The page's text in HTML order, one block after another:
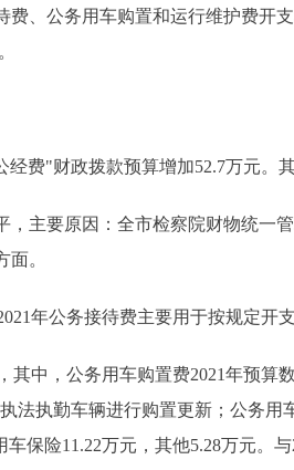
公务用车购置和运行维护费开
费"财政拨款预算增加52.7万元。其
主要原因：全市检察院财物统一
。
年公务接待费主要用于按规定开
，公务用车购置费2021年预算
法执勤车辆进行购置更新；公务用
保险11.22万元，其他5.28万元。与